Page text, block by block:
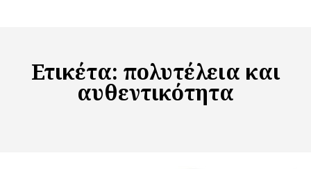
Ετικέτα: πολυτέλεια και
αυθεντικότητα